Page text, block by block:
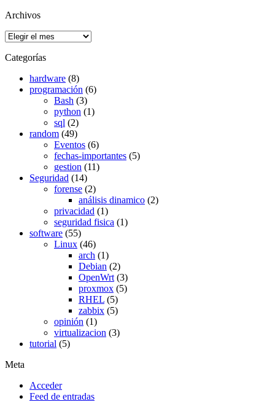
Archivos
Archivos
Categorías
hardware (8)
programación (6)
Bash (3)
python (1)
sql (2)
random (49)
Eventos (6)
fechas-importantes (5)
gestion (11)
Seguridad (14)
forense (2)
análisis dinamico (2)
privacidad (1)
seguridad fisica (1)
software (55)
Linux (46)
arch (1)
Debian (2)
OpenWrt (3)
proxmox (5)
RHEL (5)
zabbix (5)
opinión (1)
virtualizacion (3)
tutorial (5)
Meta
Acceder
Feed de entradas